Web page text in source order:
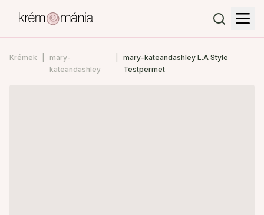
Krémek
mary-
kateandashley
mary-kateandashley L.A Style
Testpermet